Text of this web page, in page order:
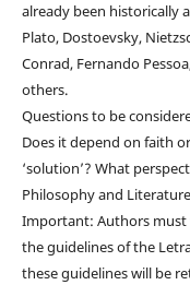
already been historically
Plato, Dostoevsky,
Conrad, Fernando
others.
Questions to be
Does it depend on faith
‘solution’? What
Philosophy and
Important: Authors must
the guidelines of the
these guidelines will be